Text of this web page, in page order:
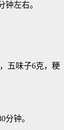
钟左右。
五味子6克，粳
分钟。